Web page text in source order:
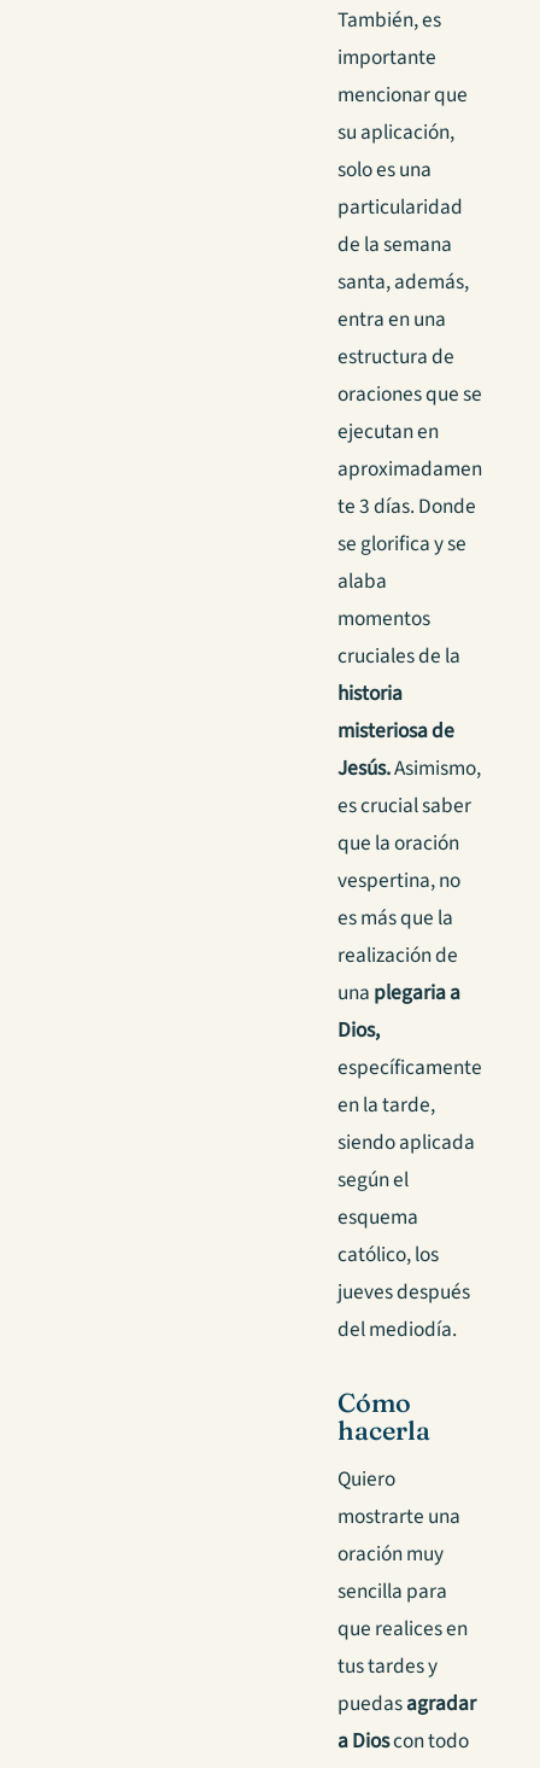
También, es
importante
mencionar que
su aplicación,
solo es una
particularidad
de la semana
santa, además,
entra en una
estructura de
oraciones que se
ejecutan en
aproximadamen
te 3 días. Donde
se glorifica y se
alaba
momentos
cruciales de la
historia
misteriosa de
Jesús.Asimismo,
es crucial saber
que la oración
vespertina, no
es más que la
realización de
una plegaria a
Dios,
específicamente
en la tarde,
siendo aplicada
según el
esquema
católico, los
jueves después
del mediodía.
Cómo
hacerla
Quiero
mostrarte una
oración muy
sencilla para
que realices en
tus tardes y
puedasagradar
a Dioscon todo